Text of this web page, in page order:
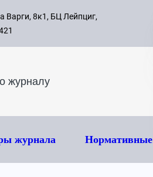
с 09:00
8 495
Варги, 8к1, БЦ Лейпциг,
журнала